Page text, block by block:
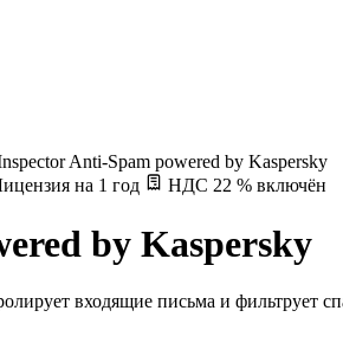
Anti-Spam powered by Kaspersky
на 1 год НДС 22 % включён
by Kaspersky
входящие письма и